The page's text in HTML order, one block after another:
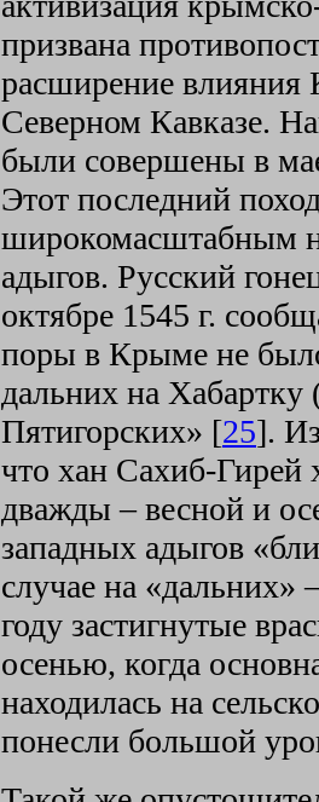
призвана
расширение
Северном Кавказе.
были совершены в
Этот последний
широкомасштабным
адыгов. Русский
октябре 1545 г.
поры в Крыме не
дальних на
Пятигорских» [25].
что хан Сахиб-Гирей
дважды – весной и
западных адыгов
случае на «дальних»
году застигнутые
осенью, когда
находилась на
понесли большой